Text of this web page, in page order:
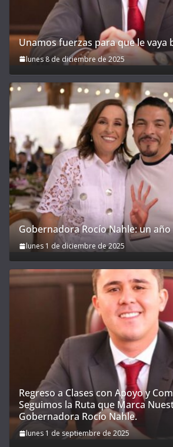
Unamos fuerzas para que le vaya
lunes 8 de diciembre de 2025
Gobernadora Rocío Nahle: un año
lunes 1 de diciembre de 2025
Regreso a Clases con Apoyo y
Seguimos la Ruta que Marca
Gobernadora Rocío Nahle.
lunes 1 de septiembre de 2025